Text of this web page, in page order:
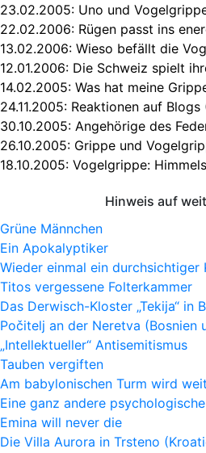
23.02.2005: Uno und
22.02.2006: Rügen passt ins
13.02.2006: Wieso befällt die
12.01.2006: Die Schweiz spielt
14.02.2005: Was hat meine
24.11.2005: Reaktionen auf
30.10.2005: Angehörige des
26.10.2005: Grippe und
18.10.2005: Vogelgrippe:
Hinweis auf
Grüne Männchen
Ein Apokalyptiker
Wieder einmal ein
Titos vergessene Folterkammer
Das Derwisch-Kloster „Tekija“ in
Počitelj an der Neretva (Bosnien
„Intellektueller“ Antisemitismus
Tauben vergiften
Am babylonischen Turm wird
Eine ganz andere
Emina will never die
Die Villa Aurora in Trsteno